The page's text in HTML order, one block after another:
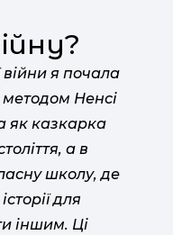
я почала
Ненсі
як казкарка
а в
школу, де
для
іншим. Ці